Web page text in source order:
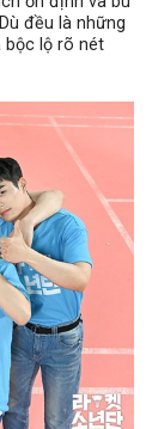
đều là những
bộc lộ rõ nét